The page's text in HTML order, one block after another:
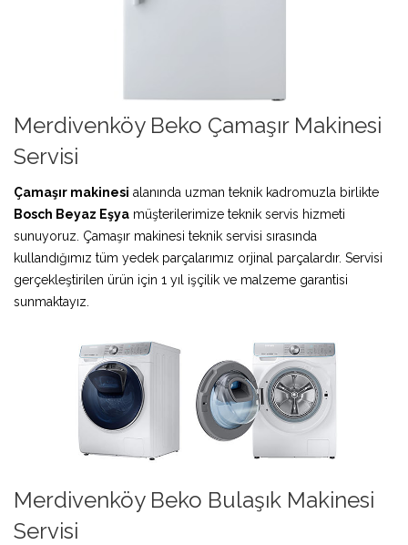
Merdivenköy Beko Çamaşır Makinesi
Servisi
Çamaşır makinesi alanında uzman teknik kadromuzla birlikte
Bosch Beyaz Eşya müşterilerimize teknik servis hizmeti
sunuyoruz. Çamaşır makinesi teknik servisi sırasında
kullandığımız tüm yedek parçalarımız orjinal parçalardır. Servisi
gerçekleştirilen ürün için 1 yıl işçilik ve malzeme garantisi
sunmaktayız.
Merdivenköy Beko Bulaşık Makinesi
Servisi